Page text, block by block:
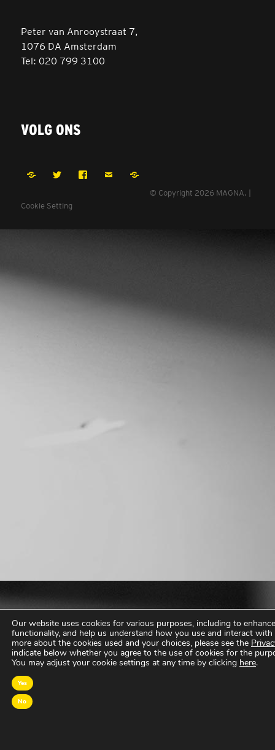
Peter van Anrooystraat 7,
1076 DA Amsterdam
Tel: 020 799 3100
VOLG ONS
LinkedInTwitter Facebook
Email
© Copyright 2026 MAGNA.
Cookie Setting
Our website uses cookies for various purposes, including to
functionality, and help us understand how you use and interact with
more about the cookies used and your choices, please see the
indicate below whether you agree to the use of cookies for the
You may adjust your cookie settings at any time by clicking here.
Yes
No